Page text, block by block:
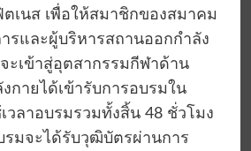
เนส เพื่อให้สมาชิกของสมาคม
รและผู้บริหารสถานออกกำลัง
ะเข้าสู่อุตสากรรมกีฬาด้าน
กายได้เข้ารับการอบรมใน
วลาอบรมรวมทั้งสิ้น 48 ชั่วโมง
มจะได้รับวุฒิบัตรผ่านการ